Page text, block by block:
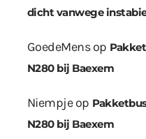
dicht vanwege
GoedeMensop
N280 bij Baexem
Niempjeop
N280 bij Baexem